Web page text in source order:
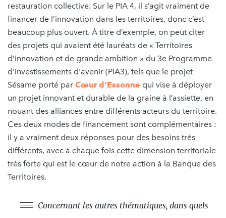
restauration collective. Sur le PIA 4, il s’agit vraiment de
financer de l’innovation dans les territoires, donc c’est
beaucoup plus ouvert. À titre d’exemple, on peut citer
des projets qui avaient été lauréats de « Territoires
d’innovation et de grande ambition » du 3e Programme
d'investissements d'avenir (PIA3), tels que le projet
Sésame porté par Cœur d’Essonne qui vise à déployer
un projet innovant et durable de la graine à l’assiette, en
nouant des alliances entre différents acteurs du territoire.
Ces deux modes de financement sont complémentaires :
il y a vraiment deux réponses pour des besoins très
différents, avec à chaque fois cette dimension territoriale
très forte qui est le cœur de notre action à la Banque des
Territoires.
Concernant les autres thématiques, dans quels